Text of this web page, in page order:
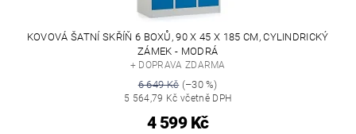
KOVOVÁ ŠATNÍ SKŘÍŇ 6 BOXŮ, 90 X 45 X 185 CM, CYLINDRICKÝ
ZÁMEK - MODRÁ
+ DOPRAVA ZDARMA
6 649 Kč(–30 %)
5 564,79 Kč včetně DPH
4 599 Kč